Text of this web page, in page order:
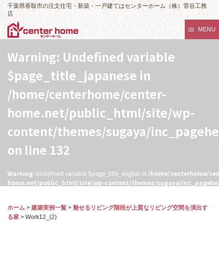
千葉県香取市の注文住宅・新築・一戸建てはセンターホーム（株）菅谷工務
店
MENU
Warning: Undefined variable
$page_title_japanese in
/home/centerhome/center-
home.net/public_html/site/wp-
content/themes/sugaya/
on line 132
Warning: Undefined variable $page_title_english in /home/centerhome/
home.net/public_html/site/wp-content/themes/sugaya/
ホーム > 建築実例一覧 > 魅せるリビング階段が上質なリビング空間を演出す
る家 > Work12_(2)